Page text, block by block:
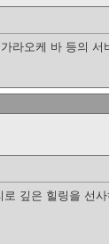
라오케 바 등의 서
깊은 힐링을 선